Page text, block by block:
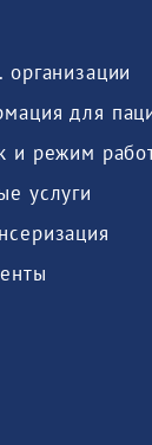
для
и режим
услуги